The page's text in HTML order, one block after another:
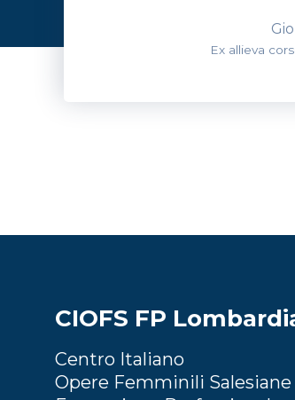
Ex allieva
CIOFS FP
Centro Italiano
Opere Femminili Salesiane